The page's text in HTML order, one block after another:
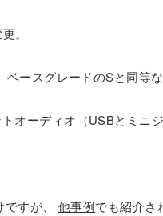
。
ースグレードのSと同等
オーディオ（USBとミニ
すが、 他事例でも紹介さ